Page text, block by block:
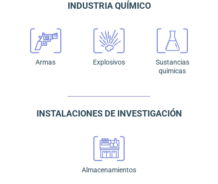
INDUSTRIA QUÍMICO
Armas Explosivos
Sustancias
químicas
INSTALACIONES DE INVESTIGACIÓN
Almacenamientos